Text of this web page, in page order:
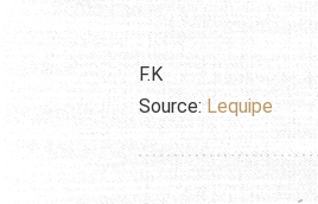
F.K
Source: Lequipe